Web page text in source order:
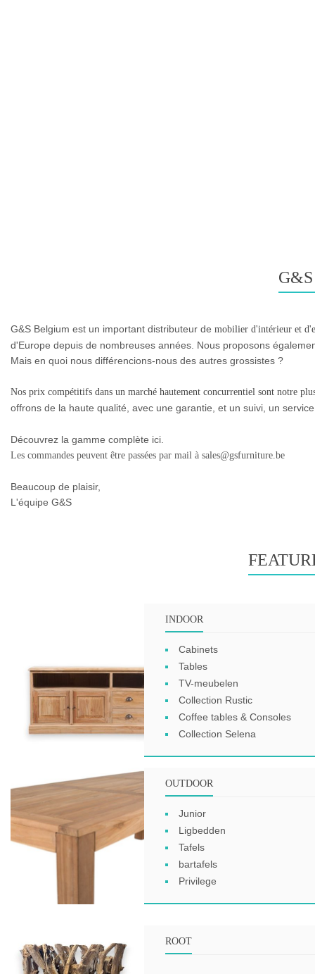
G&S Belgium est un important distributeur de mobilier d'intérieur et
d'Europe depuis de nombreuses années. Nous proposons
Mais en quoi nous différencions-nous des autres grossistes ?
Nos prix compétitifs dans un marché hautement concurrentiel sont notre
offrons de la haute qualité, avec une garantie, et un suivi, un
Découvrez la gamme complète ici.
Les commandes peuvent être passées par mail à sales@gsfurniture.be
Beaucoup de plaisir,
L'équipe G&S
INDOOR
Cabinets
Tables
TV-meubelen
Collection Rustic
Coffee tables & Consoles
Collection Selena
OUTDOOR
Junior
Ligbedden
Tafels
bartafels
Privilege
ROOT